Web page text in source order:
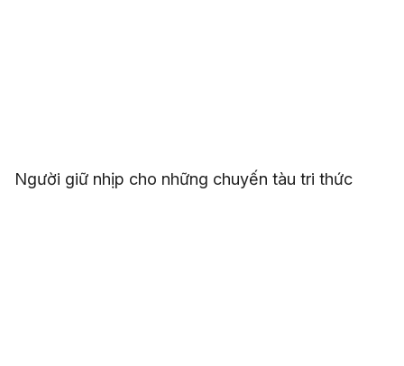
Người giữ nhịp cho những chuyến tàu tri thức